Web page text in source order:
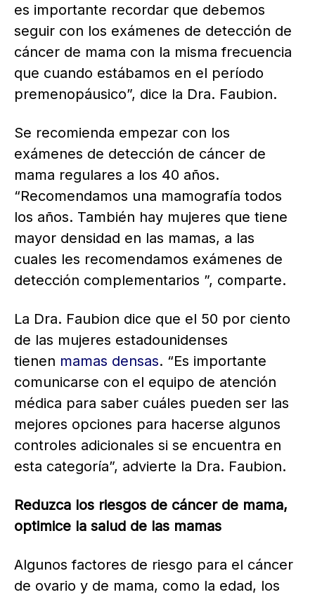
es importante recordar que debemos
seguir con los exámenes de detección de
cáncer de mama con la misma frecuencia
que cuando estábamos en el período
premenopáusico”, dice la Dra. Faubion.
Se recomienda empezar con los
exámenes de detección de cáncer de
mama regulares a los 40 años.
“Recomendamos una mamografía todos
los años. También hay mujeres que tiene
mayor densidad en las mamas, a las
cuales les recomendamos exámenes de
detección complementarios ”, comparte.
La Dra. Faubion dice que el 50 por ciento
de las mujeres estadounidenses
tienen mamas densas. “Es importante
comunicarse con el equipo de atención
médica para saber cuáles pueden ser las
mejores opciones para hacerse algunos
controles adicionales si se encuentra en
esta categoría”, advierte la Dra. Faubion.
Reduzca los riesgos de cáncer de mama,
optimice la salud de las mamas
Algunos factores de riesgo para el cáncer
de ovario y de mama, como la edad, los